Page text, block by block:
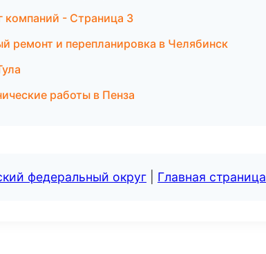
компаний - Страница 3
ремонт и перепланировка в Челябинск
работы в Пенза
федеральный округ Главная страница